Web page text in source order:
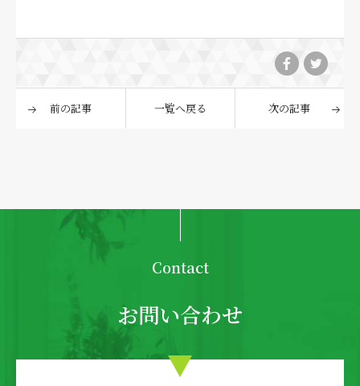
前の記事 一覧へ戻る 次の記事
Contact
お問い合わせ